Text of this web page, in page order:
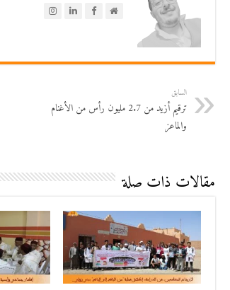
السابق
ترقيم أزيد من 2.7 مليون رأس من الأغنام
والماعز
مقالات ذات صلة